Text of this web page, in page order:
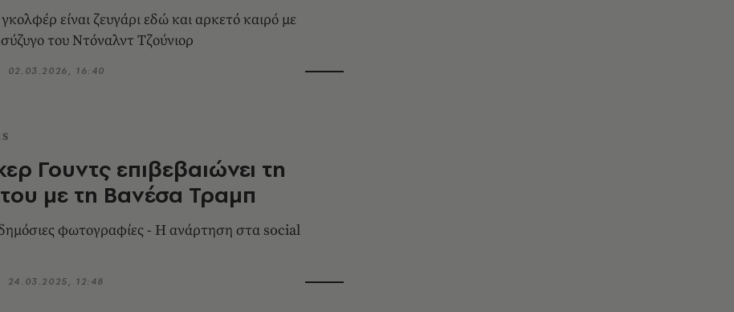
είναι ζευγάρι εδώ και αρκετό καιρό με
του Ντόναλντ Τζούνιορ
02.03.2026, 16:40
Γουντς επιβεβαιώνει τη
με τη Βανέσα Τραμπ
φωτογραφίες - Η ανάρτηση στα social
24.03.2025, 12:48